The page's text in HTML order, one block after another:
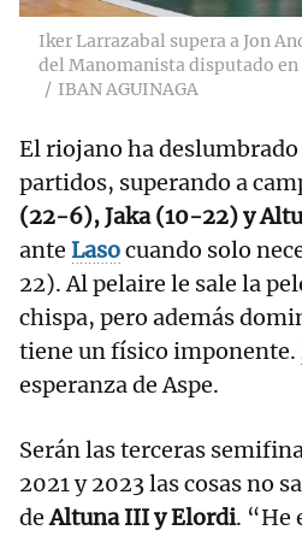
Iker Larrazabal supera a Jon
del Manomanista disputado
IBAN AGUINAGA
El riojano ha deslumbrado
partidos, superando a
(22-6), Jaka (10-22) y
ante Lasocuando solo
22). Al pelaire le sale la
chispa, pero además
tiene un físico imponente.
esperanza de Aspe.
Serán las terceras
2021 y 2023 las cosas no
deAltuna III y Elordi. “He